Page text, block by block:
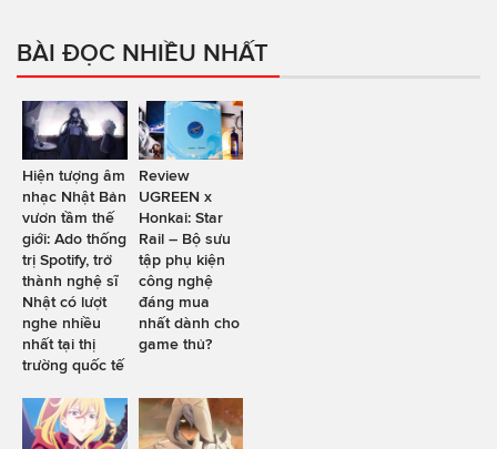
BÀI ĐỌC NHIỀU NHẤT
Hiện tượng âm
nhạc Nhật Bản
vươn tầm thế
giới: Ado thống
trị Spotify, trở
thành nghệ sĩ
Nhật có lượt
nghe nhiều
nhất tại thị
trường quốc tế
Review
UGREEN x
Honkai: Star
Rail – Bộ sưu
tập phụ kiện
công nghệ
đáng mua
nhất dành cho
game thủ?